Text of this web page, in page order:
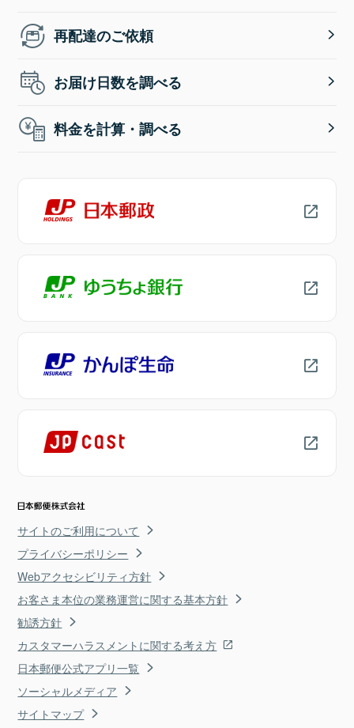
再配達のご依頼
お届け日数を調べる
料金を計算・調べる
サイトのご利用について
プライバシーポリシー
Webアクセシビリティ方針
お客さま本位の業務運営に関する基本方針
勧誘方針
カスタマーハラスメントに関する考え方
日本郵便公式アプリ一覧
ソーシャルメディア
サイトマップ